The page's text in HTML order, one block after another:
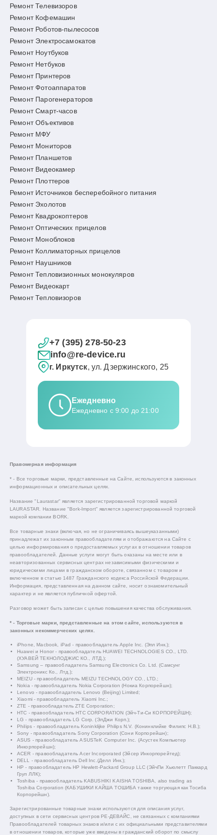
Ремонт Телевизоров
Ремонт Кофемашин
Ремонт Роботов-пылесосов
Ремонт Электросамокатов
Ремонт Ноутбуков
Ремонт Нетбуков
Ремонт Принтеров
Ремонт Фотоаппаратов
Ремонт Парогенераторов
Ремонт Смарт-часов
Ремонт Объективов
Ремонт МФУ
Ремонт Мониторов
Ремонт Планшетов
Ремонт Видеокамер
Ремонт Плоттеров
Ремонт Источников бесперебойного питания
Ремонт Эхолотов
Ремонт Квадрокоптеров
Ремонт Оптических прицелов
Ремонт Моноблоков
Ремонт Коллиматорных прицелов
Ремонт Наушников
Ремонт Тепловизионных монокуляров
Ремонт Видеокарт
Ремонт Тепловизоров
+7 (395) 278-50-23
info@re-device.ru
г. Иркутск, ул. Дзержинского, 25
Ежедневно
Ежедневно с 9:00 до 21:00
Правомерная информация
* - Все торговые марки, представленные на Сайте, используются в законных
информационных и описательных целях.
Название "Laurastar" является зарегистрированной торговой маркой
LAURASTAR. Название "Bork-Import" является зарегистрированной торговой
маркой компании BORK.
Все товарные знаки (включая, но не ограничиваясь вышеуказанными)
принадлежат их законным правообладателям и отображаются на Сайте с
целью информирования о предоставляемых услугах в отношении товаров
правообладателей. Данные услуги могут быть оказаны на месте или в
неавторизованных сервисных центрах независимыми физическими и
юридическими лицами в гражданском обороте, связанном с товаром и
включенном в статью 1487 Гражданского кодекса Российской Федерации.
Информация, представленная на данном сайте, носит ознакомительный
характер и не является публичной офертой.
Разговор может быть записан с целью повышения качества обслуживания.
* - Торговые марки, представленные на этом сайте, используются в
законных некоммерческих целях.
iPhone, Macbook, iPad - правообладатель Apple Inc. (Эпл Инк.);
Huawei и Honor - правообладатель HUAWEI TECHNOLOGIES CO., LTD.
(ХУАВЕЙ ТЕКНОЛОДЖИС КО., ЛТД.);
Samsung – правообладатель Samsung Electronics Co. Ltd. (Самсунг
Электроникс Ко., Лтд.);
MEIZU - правообладатель MEIZU TECHNOLOGY CO., LTD.;
Nokia - правообладатель Nokia Corporation (Нокиа Корпорейшн);
Lenovo - правообладатель Lenovo (Beijing) Limited;
Xiaomi - правообладатель Xiaomi Inc.;
ZTE - правообладатель ZTE Corporation;
HTC - правообладатель HTC CORPORATION (Эйч-Ти-Си КОРПОРЕЙШН);
LG - правообладатель LG Corp. (ЭлДжи Корп.);
Philips - правообладатель Koninklijke Philips N.V. (Конинклийке Филипс Н.В.);
Sony - правообладатель Sony Corporation (Сони Корпорейшн);
ASUS - правообладатель ASUSTeK Computer Inc. (Асустек Компьютер
Инкорпорейшн);
ACER - правообладатель Acer Incorporated (Эйсер Инкорпорейтед);
DELL - правообладатель Dell Inc.(Делл Инк.);
HP - правообладатель HP Hewlett-Packard Group LLC (ЭйчПи Хьюлетт Паккард
Груп ЛЛК);
Toshiba - правообладатель KABUSHIKI KAISHA TOSHIBA, also trading as
Toshiba Corporation (КАБУШИКИ КАЙША ТОШИБА также торгующая как Тосиба
Корпорейшн).
Зарегистрированные товарные знаки используются для описания услуг,
доступных в сети сервисных центров РЕ-ДЕВАЙС, не связанных с компаниями
Правообладателей товарных знаков и/или с их официальными представителями
в отношении товаров, которые уже введены в гражданский оборот по смыслу